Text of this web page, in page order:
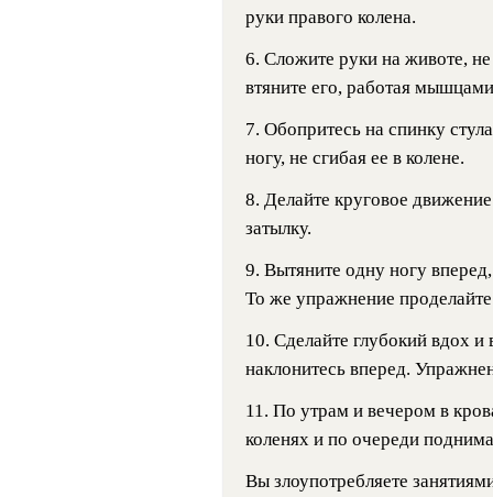
руки правого колена.
6. Сложите руки на животе,
втяните его, работая
7. Обопритесь на спинку
ногу, не сгибая ее в колене.
8. Делайте круговое
затылку.
9. Вытяните одну ногу
То же упражнение
10. Сделайте глубокий вдох
наклонитесь вперед.
11. По утрам и вечером в
коленях и по очереди
Вы злоупотребляете